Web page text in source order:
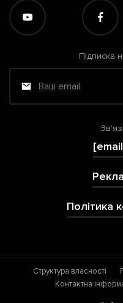
Підписка
Політика
Структура власності
Контактна